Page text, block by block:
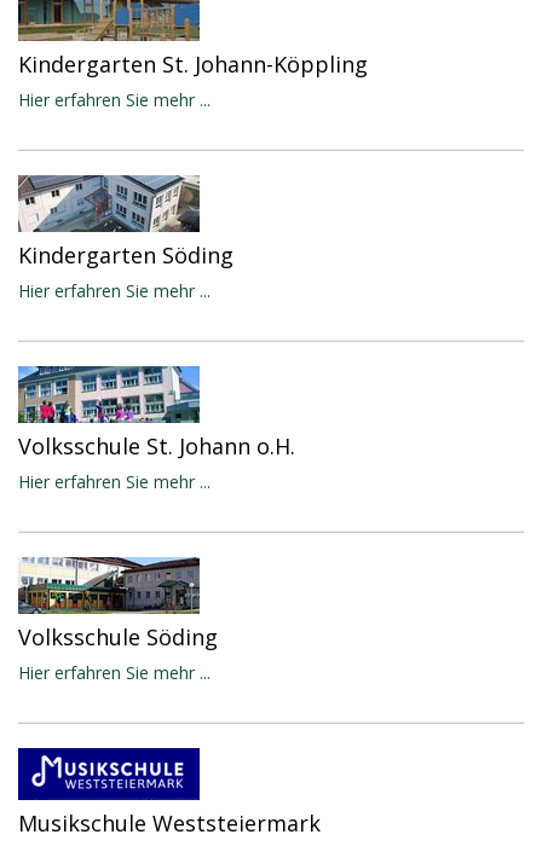
Kindergarten St. Johann-Köppling
Hier erfahren Sie mehr ...
Kindergarten Söding
Hier erfahren Sie mehr ...
Volksschule St. Johann o.H.
Hier erfahren Sie mehr ...
Volksschule Söding
Hier erfahren Sie mehr ...
Musikschule Weststeiermark